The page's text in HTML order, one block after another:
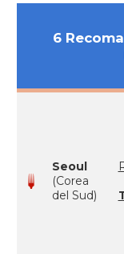
6
Seoul
(Corea
del Sud)